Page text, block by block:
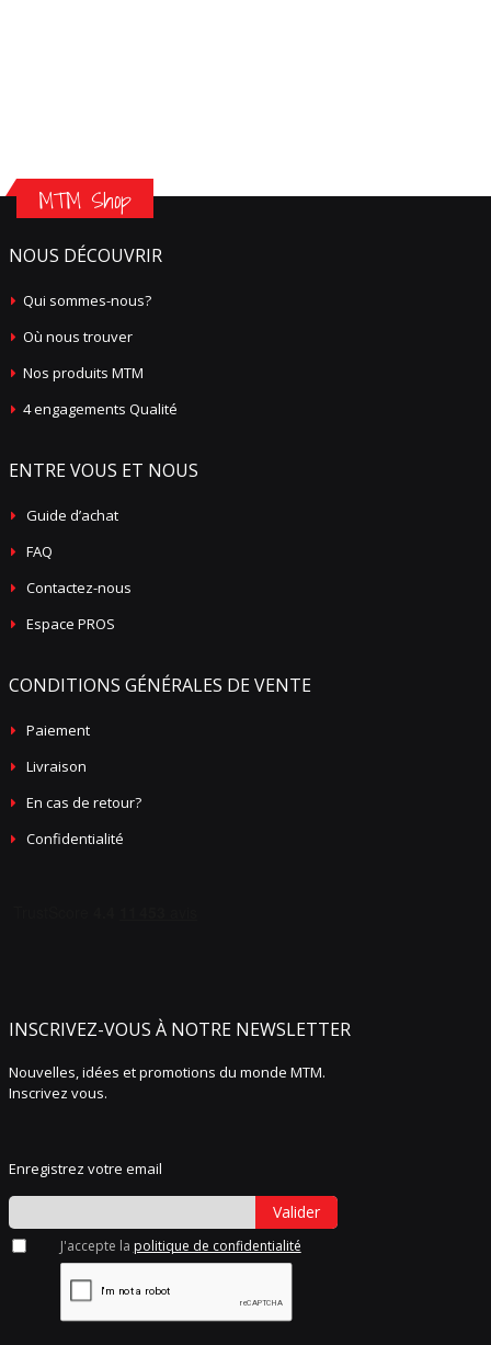
MTM Shop
NOUS DÉCOUVRIR
Qui sommes-nous?
Où nous trouver
Nos produits MTM
4 engagements Qualité
ENTRE VOUS ET NOUS
Guide d’achat
FAQ
Contactez-nous
Espace PROS
CONDITIONS GÉNÉRALES DE VENTE
Paiement
Livraison
En cas de retour?
Confidentialité
INSCRIVEZ-VOUS À NOTRE NEWSLETTER
Nouvelles, idées et promotions du monde MTM.
Inscrivez vous.
Enregistrez votre email
Valider
J'accepte la politique de confidentialité